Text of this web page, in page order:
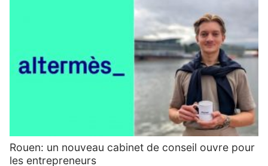
Rouen: un nouveau cabinet de conseil ouvre pour
les entrepreneurs